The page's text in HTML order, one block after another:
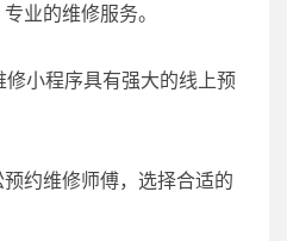
业的维修服务。
小程序具有强大的线上预
约维修师傅，选择合适的